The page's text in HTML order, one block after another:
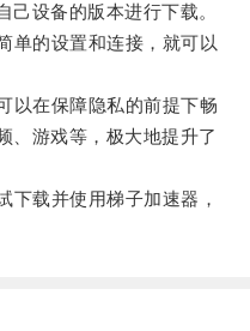
设备的版本进行下载。
的设置和连接，就可以
在保障隐私的前提下畅
、游戏等，极大地提升了
载并使用梯子加速器，